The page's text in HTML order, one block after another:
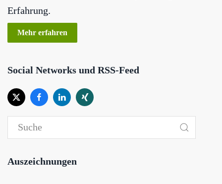
Erfahrung.
Mehr erfahren
Social Networks und RSS-Feed
Auszeichnungen